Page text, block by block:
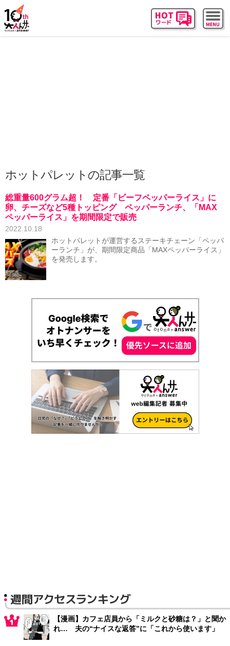
ホットパレットの記事一覧
総重量600グラム超！ 定番「ビーフペッパーライス」に
卵、チーズなど5種トッピング ペッパーランチ、「MAX
ペッパーライス」を期間限定で販売
2022.10.18
ホットパレットが運営するステーキチェーン「ペッパ
ーランチ」が、期間限定商品「MAXペッパーライス」
を発売します。
週間アクセスランキング
【漫画】カフェ店員から「ミルクと砂糖は？」と聞か
れ… 夫の“ナイスな返答”に「これから使います」